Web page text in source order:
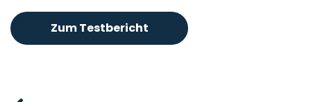
Zum Testbericht